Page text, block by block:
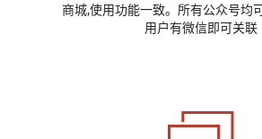
商城,使用功能一致。所有公众号均
用户有微信即可关联